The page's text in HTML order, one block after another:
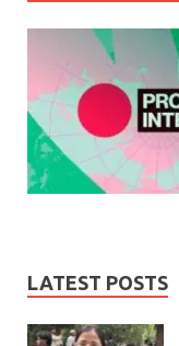
LATEST POSTS